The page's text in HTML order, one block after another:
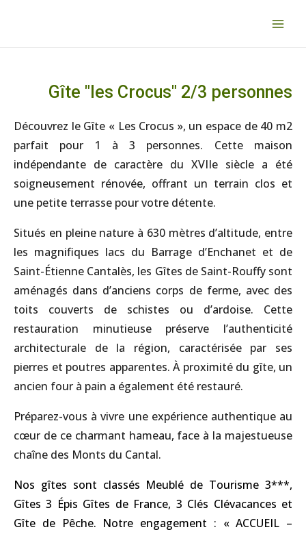
Gîte "les Crocus" 2/3 personnes
Découvrez le Gîte « Les Crocus », un espace de 40 m2
parfait pour 1 à 3 personnes. Cette maison
indépendante de caractère du XVIIe siècle a été
soigneusement rénovée, offrant un terrain clos et
une petite terrasse pour votre détente.
Situés en pleine nature à 630 mètres d’altitude, entre
les magnifiques lacs du Barrage d’Enchanet et de
Saint-Étienne Cantalès, les Gîtes de Saint-Rouffy sont
aménagés dans d’anciens corps de ferme, avec des
toits couverts de schistes ou d’ardoise. Cette
restauration minutieuse préserve l’authenticité
architecturale de la région, caractérisée par ses
pierres et poutres apparentes. À proximité du gîte, un
ancien four à pain a également été restauré.
Préparez-vous à vivre une expérience authentique au
cœur de ce charmant hameau, face à la majestueuse
chaîne des Monts du Cantal.
Nos gîtes sont classés Meublé de Tourisme 3***,
Gîtes 3 Épis Gîtes de France, 3 Clés Clévacances et
Gîte de Pêche. Notre engagement : « ACCUEIL –